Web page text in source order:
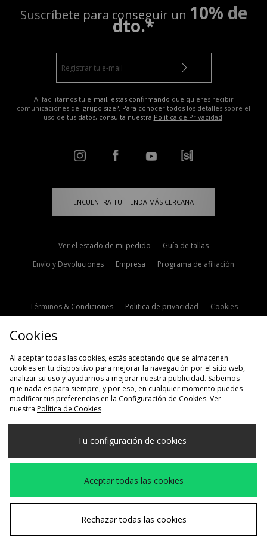
Suscríbete para conseguir un 10% de
dto.*
Al facilitarnos tu e-mail, estás confirmando que quieres recibir
comunicaciones del grupo size?. Para conocer todos los detalles sobre el
uso de tus datos, consulta nuestra Política de Privacidad.
ENCUENTRA TU TIENDA MÁS CERCANA
Ver el estado de mi pedido
Guía de tallas
Envío y Devoluciones
Empresa Programa de afiliación
Términos & Condiciones Politica de privacidad
Cookies
Selecciona País
España
Aceptamos las siguientes formas de pago
Visita nuestra página corporativa en www.jdplc.com
Cookies
Al aceptar todas las cookies, estás aceptando que se almacenen
cookies en tu dispositivo para mejorar la navegación por el sitio web,
analizar su uso y ayudarnos a mejorar nuestra publicidad. Sabemos
que nada es para siempre, y por eso, en cualquier momento puedes
modificar tus preferencias en la Configuración de Cookies. Ver
nuestra Política de Cookies
Tu configuración de cookies
Aceptar todas las cookies
Rechazar todas las cookies